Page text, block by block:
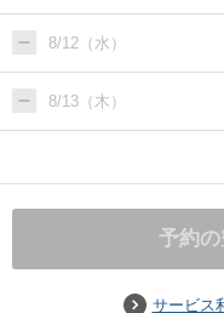
8/12（水）
8/13（木）
予約
サービス